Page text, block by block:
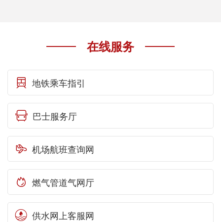
在线服务
 地铁乘车指引
 巴士服务厅
 机场航班查询网
 燃气管道气网厅
 供水网上客服网